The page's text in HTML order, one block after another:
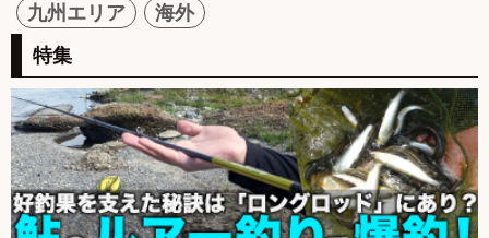
九州エリア
海外
特集